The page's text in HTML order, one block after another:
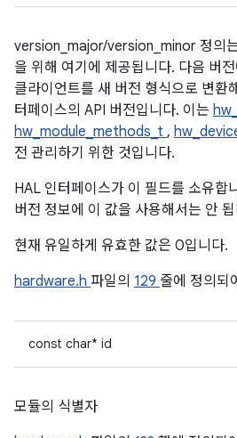
version_major/version_minor 정의
을 위해 여기에 제공됩니다. 다음 버
클라이언트를 새 버전 형식으로 변환
터페이스의 API 버전입니다. 이는
hw_module_methods_t ,
전 관리하기 위한 것입니다.
HAL 인터페이스가 이 필드를 소유합
버전 정보에 이 값을 사용해서는 안
현재 유일하게 유효한 값은 0입니다.
hardware.h 파일의 129 줄에 정의되
const char* id
모듈의 식별자